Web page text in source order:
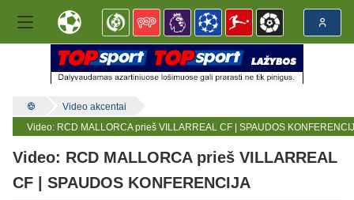
Video akcentai
Video: RCD MALLORCA prieš VILLARREAL CF | SPAUDOS
Video: RCD MALLORCA prieš VILLARREAL
CF | SPAUDOS KONFERENCIJA